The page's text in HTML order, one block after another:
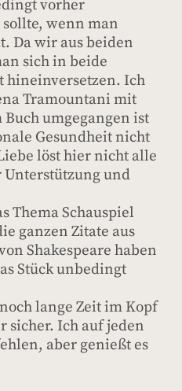
vorher
wenn man
Da wir aus beiden
sich in beide
hineinversetzen. Ich
Tramountani mit
umgegangen ist
Gesundheit nicht
löst hier nicht alle
Unterstützung und
Thema Schauspiel
ganzen Zitate aus
Shakespeare haben
Stück unbedingt
lange Zeit im Kopf
sicher. Ich auf jeden
aber genießt es